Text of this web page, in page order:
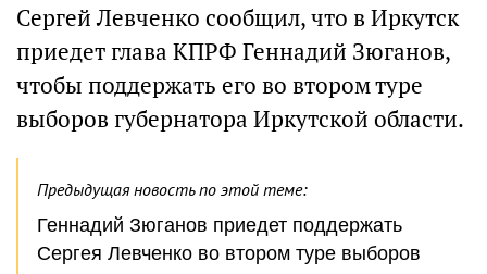
Сергей Левченко сообщил, что в Иркутск
приедет глава КПРФ Геннадий Зюганов,
чтобы поддержать его во втором туре
выборов губернатора Иркутской области.
Предыдущая новость по этой теме:
Геннадий Зюганов приедет поддержать
Сергея Левченко во втором туре выборов